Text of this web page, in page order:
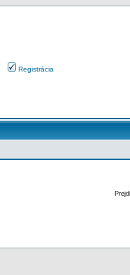
Registrácia